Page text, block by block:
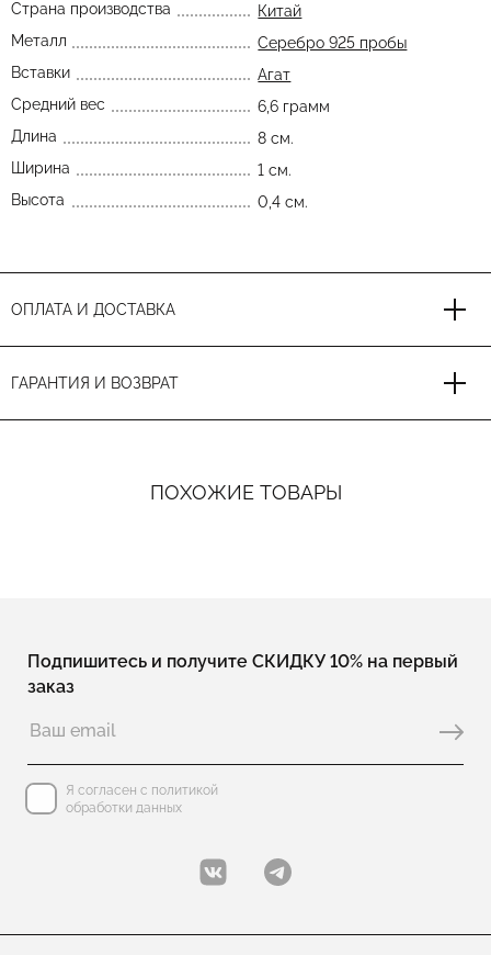
Страна производства
Китай
Металл
Серебро 925 пробы
Вставки
Агат
Средний вес
6,6 грамм
Длина
8 см.
Ширина
1 см.
Высота
0,4 см.
ОПЛАТА И ДОСТАВКА
ГАРАНТИЯ И ВОЗВРАТ
ПОХОЖИЕ ТОВАРЫ
Подпишитесь и получите СКИДКУ 10% на первый
заказ
Я согласен с политикой
обработки данных